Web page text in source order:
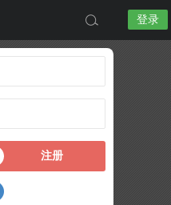
登录
注册